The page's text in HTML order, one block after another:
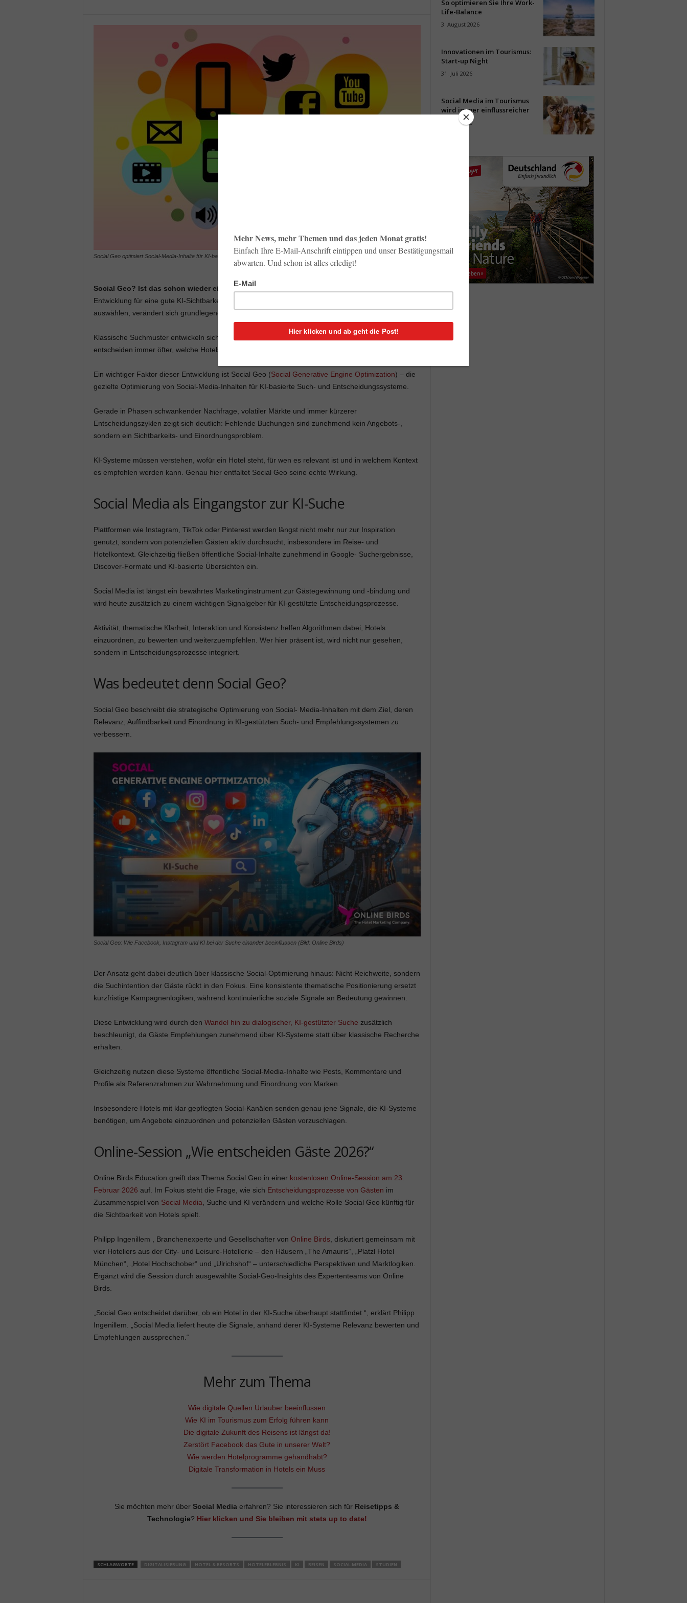
Social Geo optimiert Social-Media-Inhalte für KI-basierte Such- und Entscheidungssysteme (Bild: Geralt, Pixabay)
Social Geo? Ist das schon wieder ein neues Buzzword?
Entwicklung für eine gute KI-Sichtbarkeit von Hotels? Die Art, wie Gäste ihre Hotel finden und
auswählen, verändert sich grundlegend.
Klassische Suchmuster entwickeln sich weiter und KI- gestützte Such- und Empfehlungssysteme
entscheiden immer öfter, welche Hotels sichtbar werden und welche nicht.
Ein wichtiger Faktor dieser Entwicklung ist Social Geo (Social Generative Engine Optimization) – die
gezielte Optimierung von Social-Media-Inhalten für KI-basierte Such- und Entscheidungssysteme.
Gerade in Phasen schwankender Nachfrage, volatiler Märkte und immer kürzerer
Entscheidungszyklen zeigt sich deutlich: Fehlende Buchungen sind zunehmend kein Angebots-,
sondern ein Sichtbarkeits- und Einordnungsproblem.
KI-Systeme müssen verstehen, wofür ein Hotel steht, für wen es relevant ist und in welchem Kontext
es empfohlen werden kann. Genau hier entfaltet Social Geo seine echte Wirkung.
Social Media als Eingangstor zur KI-Suche
Plattformen wie Instagram, TikTok oder Pinterest werden längst nicht mehr nur zur Inspiration
genutzt, sondern von potenziellen Gästen aktiv durchsucht, insbesondere im Reise- und
Hotelkontext. Gleichzeitig fließen öffentliche Social-Inhalte zunehmend in Google- Suchergebnisse,
Discover-Formate und KI-basierte Übersichten ein.
Social Media ist längst ein bewährtes Marketinginstrument zur Gästegewinnung und -bindung und
wird heute zusätzlich zu einem wichtigen Signalgeber für KI-gestützte Entscheidungsprozesse.
Aktivität, thematische Klarheit, Interaktion und Konsistenz helfen Algorithmen dabei, Hotels
einzuordnen, zu bewerten und weiterzuempfehlen. Wer hier präsent ist, wird nicht nur gesehen,
sondern in Entscheidungsprozesse integriert.
Was bedeutet denn Social Geo?
Social Geo beschreibt die strategische Optimierung von Social- Media-Inhalten mit dem Ziel, deren
Relevanz, Auffindbarkeit und Einordnung in KI-gestützten Such- und Empfehlungssystemen zu
verbessern.
Social Geo: Wie Facebook, Instagram und KI bei der Suche einander beeinflussen (Bild: Online Birds)
Der Ansatz geht dabei deutlich über klassische Social-Optimierung hinaus: Nicht Reichweite, sondern
die Suchintention der Gäste rückt in den Fokus. Eine konsistente thematische Positionierung ersetzt
kurzfristige Kampagnenlogiken, während kontinuierliche soziale Signale an Bedeutung gewinnen.
Diese Entwicklung wird durch den Wandel hin zu dialogischer, KI-gestützter Suche zusätzlich
beschleunigt, da Gäste Empfehlungen zunehmend über KI-Systeme statt über klassische Recherche
erhalten.
Gleichzeitig nutzen diese Systeme öffentliche Social-Media-Inhalte wie Posts, Kommentare und
Profile als Referenzrahmen zur Wahrnehmung und Einordnung von Marken.
Insbesondere Hotels mit klar gepflegten Social-Kanälen senden genau jene Signale, die KI-Systeme
benötigen, um Angebote einzuordnen und potenziellen Gästen vorzuschlagen.
Online-Session „Wie entscheiden Gäste 2026?“
Online Birds Education greift das Thema Social Geo in einer kostenlosen Online-Session am 23.
Februar 2026 auf. Im Fokus steht die Frage, wie sich Entscheidungsprozesse von Gästen im
Zusammenspiel von Social Media , Suche und KI verändern und welche Rolle Social Geo künftig für
die Sichtbarkeit von Hotels spielt.
Philipp Ingenillem , Branchenexperte und Gesellschafter von Online Birds, diskutiert gemeinsam mit
vier Hoteliers aus der City- und Leisure-Hotellerie – den Häusern „The Amauris“, „Platzl Hotel
München“, „Hotel Hochschober“ und „Ulrichshof“ – unterschiedliche Perspektiven und Marktlogiken.
Ergänzt wird die Session durch ausgewählte Social-Geo-Insights des Expertenteams von Online
Birds.
„Social Geo entscheidet darüber, ob ein Hotel in der KI-Suche überhaupt stattfindet “, erklärt Philipp
Ingenillem. „Social Media liefert heute die Signale, anhand derer KI-Systeme Relevanz bewerten und
Empfehlungen aussprechen.“
Mehr zum Thema
Wie digitale Quellen Urlauber beeinflussen
Wie KI im Tourismus zum Erfolg führen kann
Die digitale Zukunft des Reisens ist längst da!
Zerstört Facebook das Gute in unserer Welt?
Wie werden Hotelprogramme gehandhabt?
Digitale Transformation in Hotels ein Muss
Sie möchten mehr über Social Media erfahren? Sie interessieren sich für Reisetipps &
Technologie? Hier klicken und Sie bleiben mit stets up to date!
SCHLAGWORTE DIGITALISIERUNG HOTEL & RESORTS HOTELERLEBNIS KI REISEN SOCIAL MEDIA STUDIEN
So optimieren Sie Ihre Work-
Life-Balance
3. August 2026
Innovationen im Tourismus:
Start-up Night
31. Juli 2026
Social Media im Tourismus
wird immer einflussreicher
30. Juli 2026